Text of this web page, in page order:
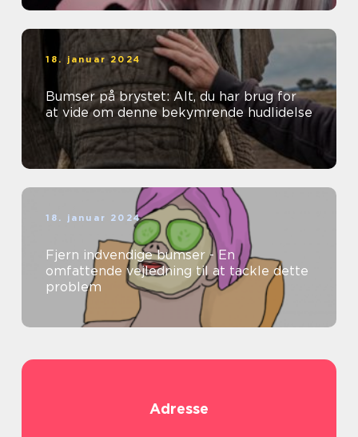
18. januar 2024
Bumser på brystet: Alt, du har brug for
at vide om denne bekymrende hudlidelse
18. januar 2024
Fjern indvendige bumser - En
omfattende vejledning til at tackle dette
problem
Adresse